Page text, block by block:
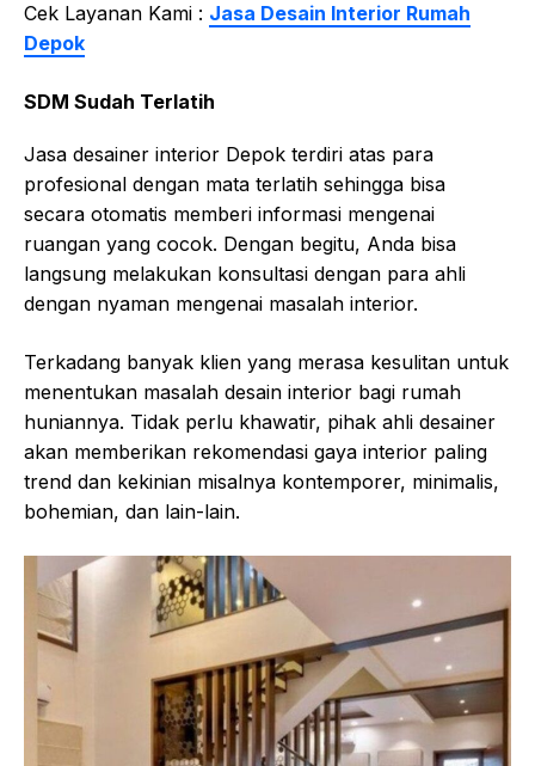
Cek Layanan Kami : Jasa Desain Interior Rumah
Depok
SDM Sudah Terlatih
Jasa desainer interior Depok terdiri atas para
profesional dengan mata terlatih sehingga bisa
secara otomatis memberi informasi mengenai
ruangan yang cocok. Dengan begitu, Anda bisa
langsung melakukan konsultasi dengan para ahli
dengan nyaman mengenai masalah interior.
Terkadang banyak klien yang merasa kesulitan untuk
menentukan masalah desain interior bagi rumah
huniannya. Tidak perlu khawatir, pihak ahli desainer
akan memberikan rekomendasi gaya interior paling
trend dan kekinian misalnya kontemporer, minimalis,
bohemian, dan lain-lain.